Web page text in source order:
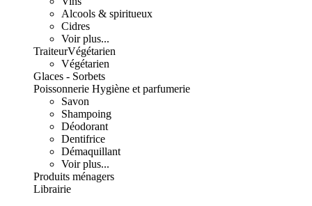
Alcools & spiritueux
Cidres
Voir plus...
TraiteurVégétarien
Végétarien
Glaces - Sorbets
Poissonnerie Hygiène et parfumerie
Savon
Shampoing
Déodorant
Dentifrice
Démaquillant
Voir plus...
Produits ménagers
Librairie